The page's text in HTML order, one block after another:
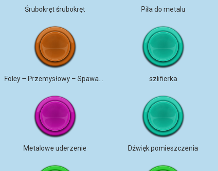
Śrubokręt śrubokręt Piła do metalu
szlifierka
Metalowe uderzenie Dźwięk pomieszczenia